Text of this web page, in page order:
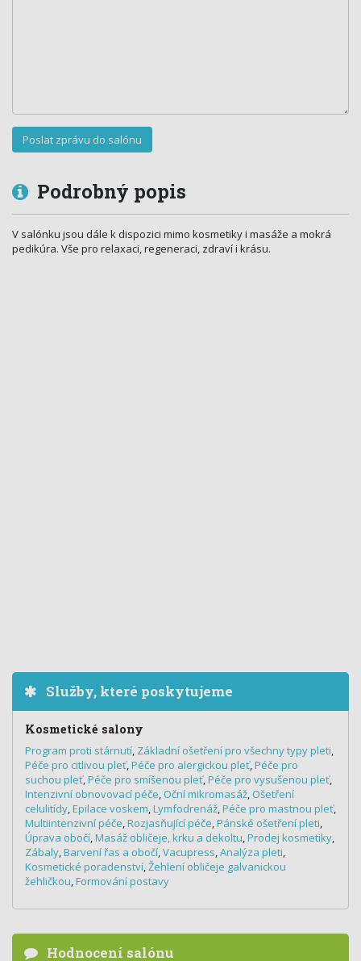
Podrobný popis
V salónku jsou dále k dispozici mimo kosmetiky i masáže a mokrá
pedikúra. Vše pro relaxaci, regeneraci, zdraví i krásu.
Služby, které poskytujeme
Kosmetické salony
Program proti stárnutí, Základní ošetření pro všechny typy pleti,
Péče pro citlivou pleť,Péče pro alergickou pleť,Péče pro
suchou pleť,Péče pro smíšenou pleť,Péče pro vysušenou pleť,
Intenzivní obnovovací péče, Oční mikromasáž, Ošetření
celulitídy,Epilace voskem,Lymfodrenáž,Péče pro mastnou pleť,
Multiintenzivní péče,Rozjasňující péče,Pánské ošetření pleti,
Úprava obočí,Masáž obličeje, krku a dekoltu,Prodej kosmetiky,
Zábaly,Barvení řas a obočí,Vacupress,Analýza pleti,
Kosmetické poradenství,Žehlení obličeje galvanickou
žehličkou,Formování postavy
Hodnocení salónu